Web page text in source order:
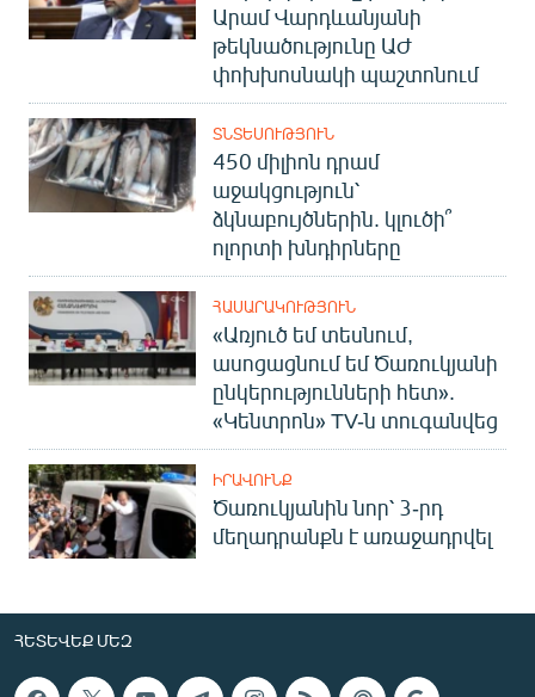
Արամ Վարդևանյանի
թեկնածությունը ԱԺ
փոխխոսնակի պաշտոնում
ՏՆՏԵՍՈՒԹՅՈՒՆ
450 միլիոն դրամ
աջակցություն՝
ձկնաբույծներին. կլուծի՞
ոլորտի խնդիրները
ՀԱՍԱՐԱԿՈՒԹՅՈՒՆ
«Առյուծ եմ տեսնում,
ասոցացնում եմ Ծառուկյանի
ընկերությունների հետ».
«Կենտրոն» TV-ն տուգանվեց
ԻՐԱՎՈՒՆՔ
Ծառուկյանին նոր՝ 3-րդ
մեղադրանքն է առաջադրվել
ՀԵՏԵՎԵՔ ՄԵԶ